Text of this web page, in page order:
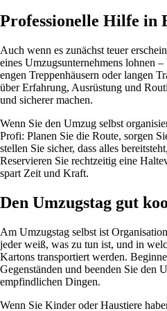
Professionelle Hilfe in
Auch wenn es zunächst teuer
eines Umzugsunternehmens lohnen
engen Treppenhäusern oder langen
über Erfahrung, Ausrüstung und
und sicherer machen.
Wenn Sie den Umzug selbst
Profi: Planen Sie die Route, sorgen
stellen Sie sicher, dass alles
Reservieren Sie rechtzeitig eine
spart Zeit und Kraft.
Den Umzugstag gut
Am Umzugstag selbst ist
jeder weiß, was zu tun ist, und in
Kartons transportiert werden.
Gegenständen und beenden Sie den
empfindlichen Dingen.
Wenn Sie Kinder oder Haustiere